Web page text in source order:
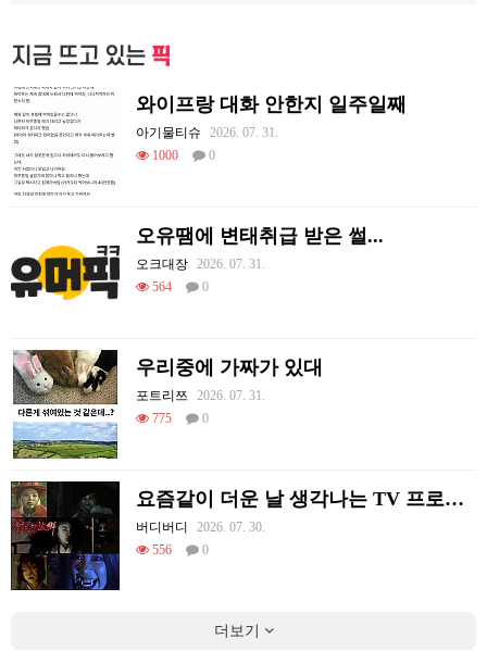
지금 뜨고 있는 픽
와이프랑 대화 안한지 일주일째
아기물티슈
2026. 07. 31.
1000
0
오유땜에 변태취급 받은 썰...
오크대장 2026. 07. 31.
564
0
우리중에 가짜가 있대
포트리쯔
2026. 07. 31.
775
0
요즘같이 더운 날 생각나는 TV 프로그램
버디버디
2026. 07. 30.
556
0
더보기